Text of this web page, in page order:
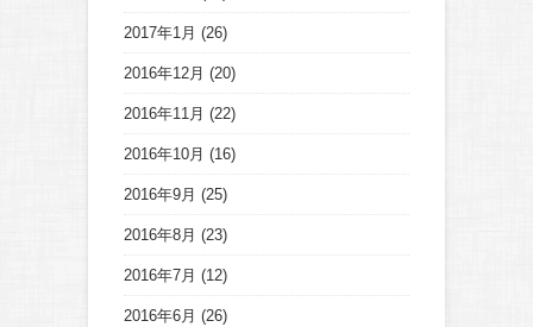
2017年1月 (26)
2016年12月 (20)
2016年11月 (22)
2016年10月 (16)
2016年9月 (25)
2016年8月 (23)
2016年7月 (12)
2016年6月 (26)